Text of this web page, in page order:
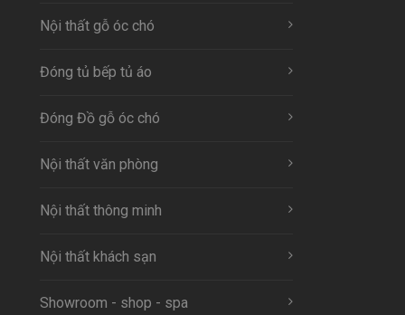
Nội thất gỗ óc chó
Đóng tủ bếp tủ áo
Đóng Đồ gỗ óc chó
Nội thất văn phòng
Nội thất thông minh
Nội thất khách sạn
Showroom - shop - spa